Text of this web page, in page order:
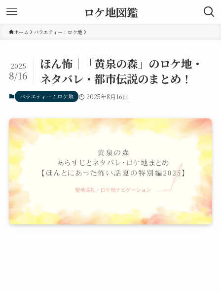
ロケ地図鑑
ホーム バラエティー：ロケ地
ほん怖｜「黄泉の森」のロケ地・
ネタバレ・都市伝説のまとめ！
2025
8/16
バラエティー：ロケ地 2025年8月16日